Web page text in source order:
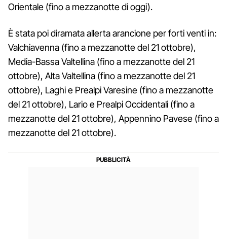
Orientale (fino a mezzanotte di oggi).
È stata poi diramata allerta arancione per forti venti in:
Valchiavenna (fino a mezzanotte del 21 ottobre),
Media-Bassa Valtellina (fino a mezzanotte del 21
ottobre), Alta Valtellina (fino a mezzanotte del 21
ottobre), Laghi e Prealpi Varesine (fino a mezzanotte
del 21 ottobre), Lario e Prealpi Occidentali (fino a
mezzanotte del 21 ottobre), Appennino Pavese (fino a
mezzanotte del 21 ottobre).